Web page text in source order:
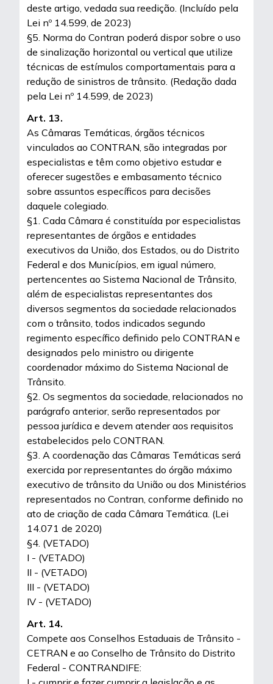
deste artigo, vedada sua reedição. (Incluído pela
Lei nº 14.599, de 2023)
§5. Norma do Contran poderá dispor sobre o uso
de sinalização horizontal ou vertical que utilize
técnicas de estímulos comportamentais para a
redução de sinistros de trânsito. (Redação dada
pela Lei nº 14.599, de 2023)
Art. 13.
As Câmaras Temáticas, órgãos técnicos
vinculados ao CONTRAN, são integradas por
especialistas e têm como objetivo estudar e
oferecer sugestões e embasamento técnico
sobre assuntos específicos para decisões
daquele colegiado.
§1. Cada Câmara é constituída por especialistas
representantes de órgãos e entidades
executivos da União, dos Estados, ou do Distrito
Federal e dos Municípios, em igual número,
pertencentes ao Sistema Nacional de Trânsito,
além de especialistas representantes dos
diversos segmentos da sociedade relacionados
com o trânsito, todos indicados segundo
regimento específico definido pelo CONTRAN e
designados pelo ministro ou dirigente
coordenador máximo do Sistema Nacional de
Trânsito.
§2. Os segmentos da sociedade, relacionados no
parágrafo anterior, serão representados por
pessoa jurídica e devem atender aos requisitos
estabelecidos pelo CONTRAN.
§3. A coordenação das Câmaras Temáticas será
exercida por representantes do órgão máximo
executivo de trânsito da União ou dos Ministérios
representados no Contran, conforme definido no
ato de criação de cada Câmara Temática. (Lei
14.071 de 2020)
§4. (VETADO)
I - (VETADO)
II - (VETADO)
III - (VETADO)
IV - (VETADO)
Art. 14.
Compete aos Conselhos Estaduais de Trânsito -
CETRAN e ao Conselho de Trânsito do Distrito
Federal - CONTRANDIFE: